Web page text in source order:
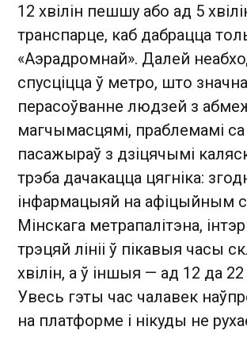
12 хвілін пешшу або ад 5
транспарце, каб дабрацца
«Аэрадромнай». Далей
спусціцца ў метро, што
перасоўванне людзей з
магчымасцямі, праблемамі
пасажыраў з дзіцячымі
трэба дачакацца цягніка:
інфармацыяй на афіцыйным
Мінскага метрапалітэна,
трэцяй лініі ў пікавыя часы
хвілін, а ў іншыя — ад 12 да 22
Увесь гэты час чалавек
на платформе і нікуды не